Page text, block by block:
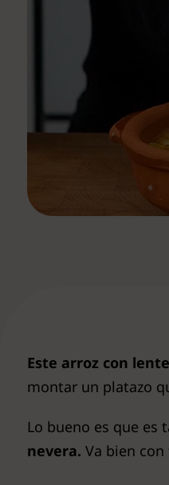
Este arroz con
montar un platazo
Lo bueno es que es
nevera. Va bien